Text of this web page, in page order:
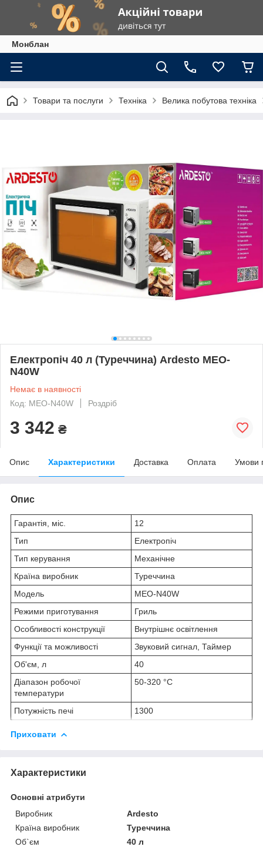
Монблан
Товари та послуги Техніка Велика побутова техніка
Електропіч 40 л (Туреччина) Ardesto MEO-
N40W
Немає в наявності
Код: MEO-N40W
Роздріб
3 342 ₴
Опис Характеристики Доставка Оплата Умови
Опис
Гарантія, міс.
12
Тип
Електропіч
Тип керування
Механічне
Країна виробник
Туреччина
Модель
MEO-N40W
Режими приготування
Гриль
Особливості конструкції
Внутрішнє освітлення
Функції та можливості
Звуковий сигнал, Таймер
Об'єм, л
40
Діапазон робочої
температури
50-320 °С
Потужність печі 1300
Приховати
Характеристики
Основні атрибути
Виробник
Ardesto
Країна виробник
Туреччина
Об`єм
40 л